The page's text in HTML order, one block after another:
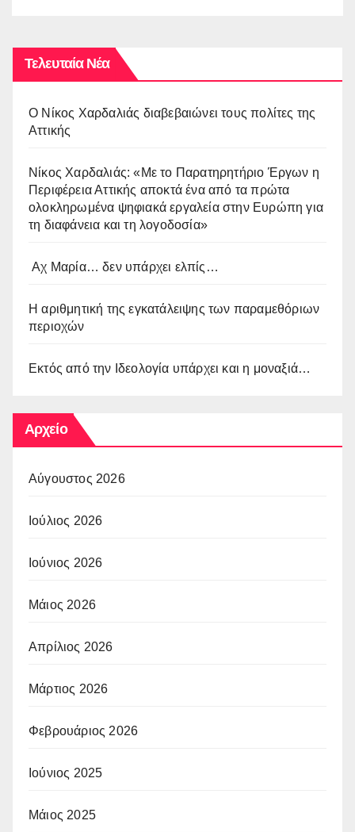
Τελευταία Νέα
O Νίκος Χαρδαλιάς διαβεβαιώνει τους πολίτες της
Αττικής
Νίκος Χαρδαλιάς: «Με το Παρατηρητήριο Έργων η
Περιφέρεια Αττικής αποκτά ένα από τα πρώτα
ολοκληρωμένα ψηφιακά εργαλεία στην Ευρώπη για
τη διαφάνεια και τη λογοδοσία»
Αχ Μαρία… δεν υπάρχει ελπίς…
Η αριθμητική της εγκατάλειψης των παραμεθόριων
περιοχών
Εκτός από την Ιδεολογία υπάρχει και η μοναξιά…
Αρχείο
Αύγουστος 2026
Ιούλιος 2026
Ιούνιος 2026
Μάιος 2026
Απρίλιος 2026
Μάρτιος 2026
Φεβρουάριος 2026
Ιούνιος 2025
Μάιος 2025